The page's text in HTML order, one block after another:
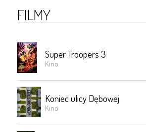
FILMY
Super Troopers 3
Kino
Koniec ulicy Dębowej
Kino